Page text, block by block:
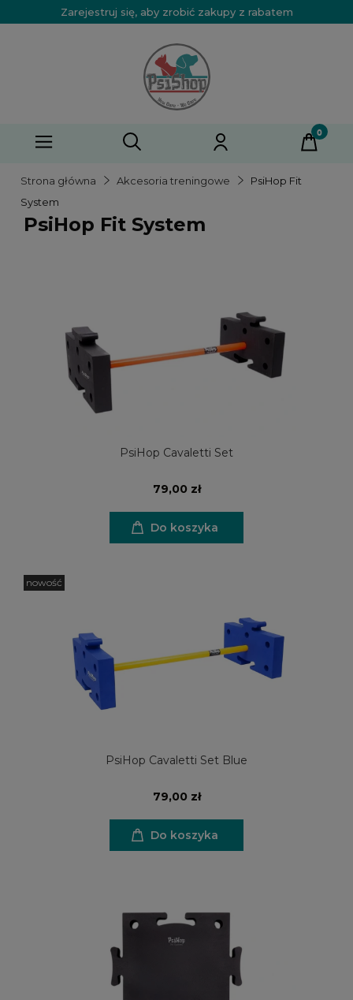
Zarejestruj się, aby zrobić zakupy z rabatem
Strona główna Akcesoria treningowe
PsiHop Fit
System
PsiHop Fit System
PsiHop Cavaletti Set
79,00 zł
Do koszyka
PsiHop Cavaletti Set Blue
79,00 zł
Do koszyka
nowość